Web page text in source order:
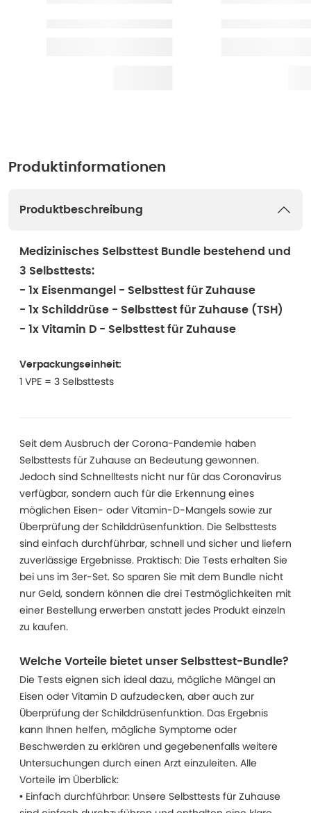
Produktinformationen
Produktbeschreibung
Medizinisches Selbsttest Bundle bestehend und
3 Selbsttests:
- 1x Eisenmangel - Selbsttest für Zuhause
- 1x Schilddrüse - Selbsttest für Zuhause (TSH)
- 1x Vitamin D - Selbsttest für Zuhause
Verpackungseinheit:
1 VPE = 3 Selbsttests
Seit dem Ausbruch der Corona-Pandemie haben
Selbsttests für Zuhause an Bedeutung gewonnen.
Jedoch sind Schnelltests nicht nur für das Coronavirus
verfügbar, sondern auch für die Erkennung eines
möglichen Eisen- oder Vitamin-D-Mangels sowie zur
Überprüfung der Schilddrüsenfunktion. Die Selbsttests
sind einfach durchführbar, schnell und sicher und liefern
zuverlässige Ergebnisse. Praktisch: Die Tests erhalten Sie
bei uns im 3er-Set. So sparen Sie mit dem Bundle nicht
nur Geld, sondern können die drei Testmöglichkeiten mit
einer Bestellung erwerben anstatt jedes Produkt einzeln
zu kaufen.
Welche Vorteile bietet unser Selbsttest-Bundle?
Die Tests eignen sich ideal dazu, mögliche Mängel an
Eisen oder Vitamin D aufzudecken, aber auch zur
Überprüfung der Schilddrüsenfunktion. Das Ergebnis
kann Ihnen helfen, mögliche Symptome oder
Beschwerden zu erklären und gegebenenfalls weitere
Untersuchungen durch einen Arzt einzuleiten. Alle
Vorteile im Überblick:
• Einfach durchführbar: Unsere Selbsttests für Zuhause